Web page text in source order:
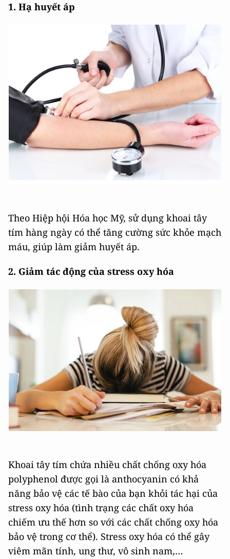
1. Hạ huyết áp
Theo Hiệp hội Hóa học Mỹ, sử dụng khoai tây
tím hàng ngày có thể tăng cường sức khỏe mạch
máu, giúp làm giảm huyết áp.
2. Giảm tác động của stress oxy hóa
Khoai tây tím chứa nhiều chất chống oxy hóa
polyphenol được gọi là anthocyanin có khả
năng bảo vệ các tế bào của bạn khỏi tác hại của
stress oxy hóa (tình trạng các chất oxy hóa
chiếm ưu thế hơn so với các chất chống oxy hóa
bảo vệ trong cơ thể). Stress oxy hóa có thể gây
viêm mãn tính, ung thư, vô sinh nam,…